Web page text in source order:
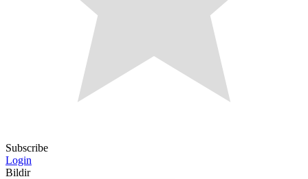
Subscribe
Login
Bildir